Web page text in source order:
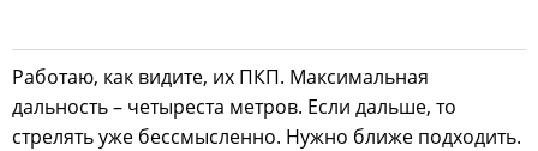
Работаю, как видите, их ПКП. Максимальная
дальность – четыреста метров. Если дальше, то
стрелять уже бессмысленно. Нужно ближе подходить.